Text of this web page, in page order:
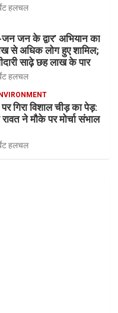
हलचल
जन के द्वार’ अभियान का
से अधिक लोग हुए शामिल;
साढ़े छह लाख के पार
हलचल
पर गिरा विशाल चीड़ का पेड़:
ने मौके पर मोर्चा संभाल
हलचल